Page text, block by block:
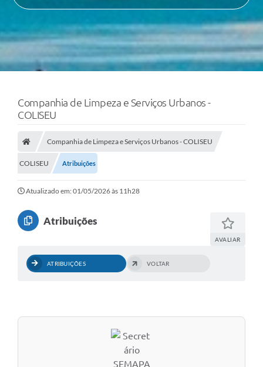
Companhia de Limpeza e Serviços Urbanos -
COLISEU
Companhia de Limpeza e Serviços Urbanos - COLISEU
COLISEU Atribuições
Atualizado em: 01/05/2026 às 11h28
Atribuições
AVALIAR
ATRIBUIÇÕES VOLTAR